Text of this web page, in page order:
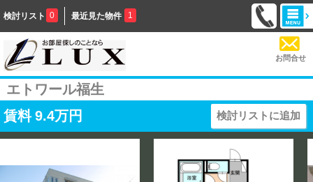
検討リスト 0 最近見た物件 1
お問合せ
エトワール福生
賃料 9.4万円 検討リストに追加